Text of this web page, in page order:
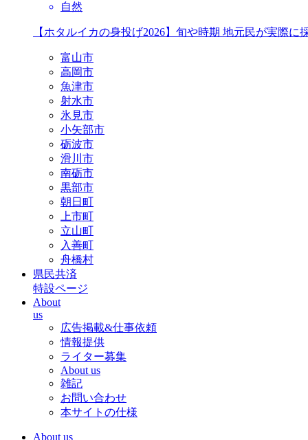
自然
【ホタルイカの身投げ2026】旬や時期 地元民が実際に
富山市
高岡市
魚津市
射水市
氷見市
小矢部市
砺波市
滑川市
南砺市
黒部市
朝日町
上市町
立山町
入善町
舟橋村
県民共済
特設ページ
About
us
広告掲載&仕事依頼
情報提供
ライター募集
About us
雑記
お問い合わせ
本サイトの仕様
About us